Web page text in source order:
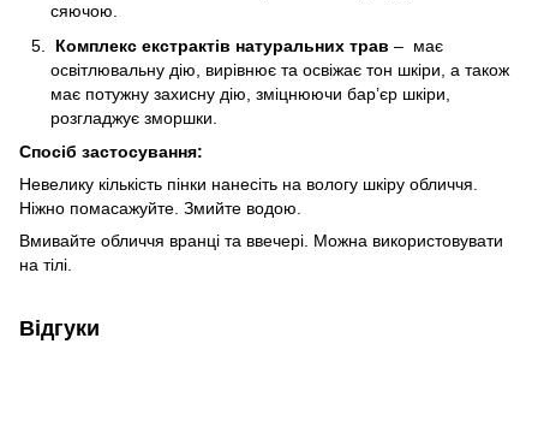
сяючою.
Комплекс екстрактів натуральних трав – має
освітлювальну дію, вирівнює та освіжає тон шкіри, а також
має потужну захисну дію, зміцнюючи бар’єр шкіри,
розгладжує зморшки.
Спосіб застосування:
Невелику кількість пінки нанесіть на вологу шкіру обличчя.
Ніжно помасажуйте. Змийте водою.
Вмивайте обличчя вранці та ввечері. Можна використовувати
на тілі.
Відгуки